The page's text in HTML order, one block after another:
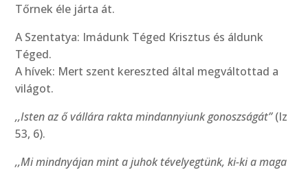
Tőrnek éle járta át.
A Szentatya: Imádunk Téged Krisztus és áldunk
Téged.
A hívek: Mert szent kereszted által megváltottad a
világot.
,,Isten az ő vállára rakta mindannyiunk gonoszságát”(Iz
53, 6).
,,Mi mindnyájan mint a juhok tévelyegtünk, ki-ki a maga